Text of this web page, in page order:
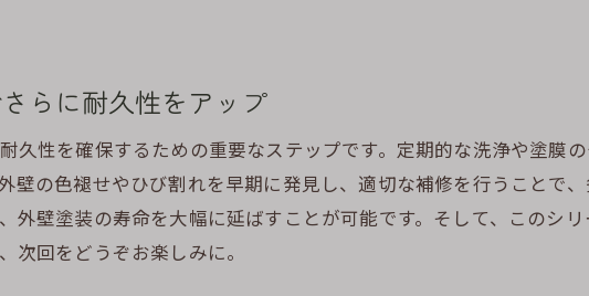
外壁塗装の寿命を延ばすための維持管理
長期間の保護を実現する最新の施工法
適切な施工で耐久性を向上させる方法
専門家が教える外壁塗装の耐久性アップ術
外壁塗装で見た目と機能性を兼ね備えた建物にする方法
らに耐久性をアップ
久性を確保するための重要なステップです。定期的な洗浄や塗膜
壁の色褪せやひび割れを早期に発見し、適切な補修を行うことで、
外壁塗装の寿命を大幅に延ばすことが可能です。そして、このシ
次回をどうぞお楽しみに。